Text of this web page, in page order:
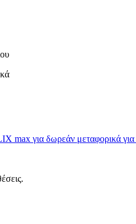
max για δωρεάν μεταφορικά